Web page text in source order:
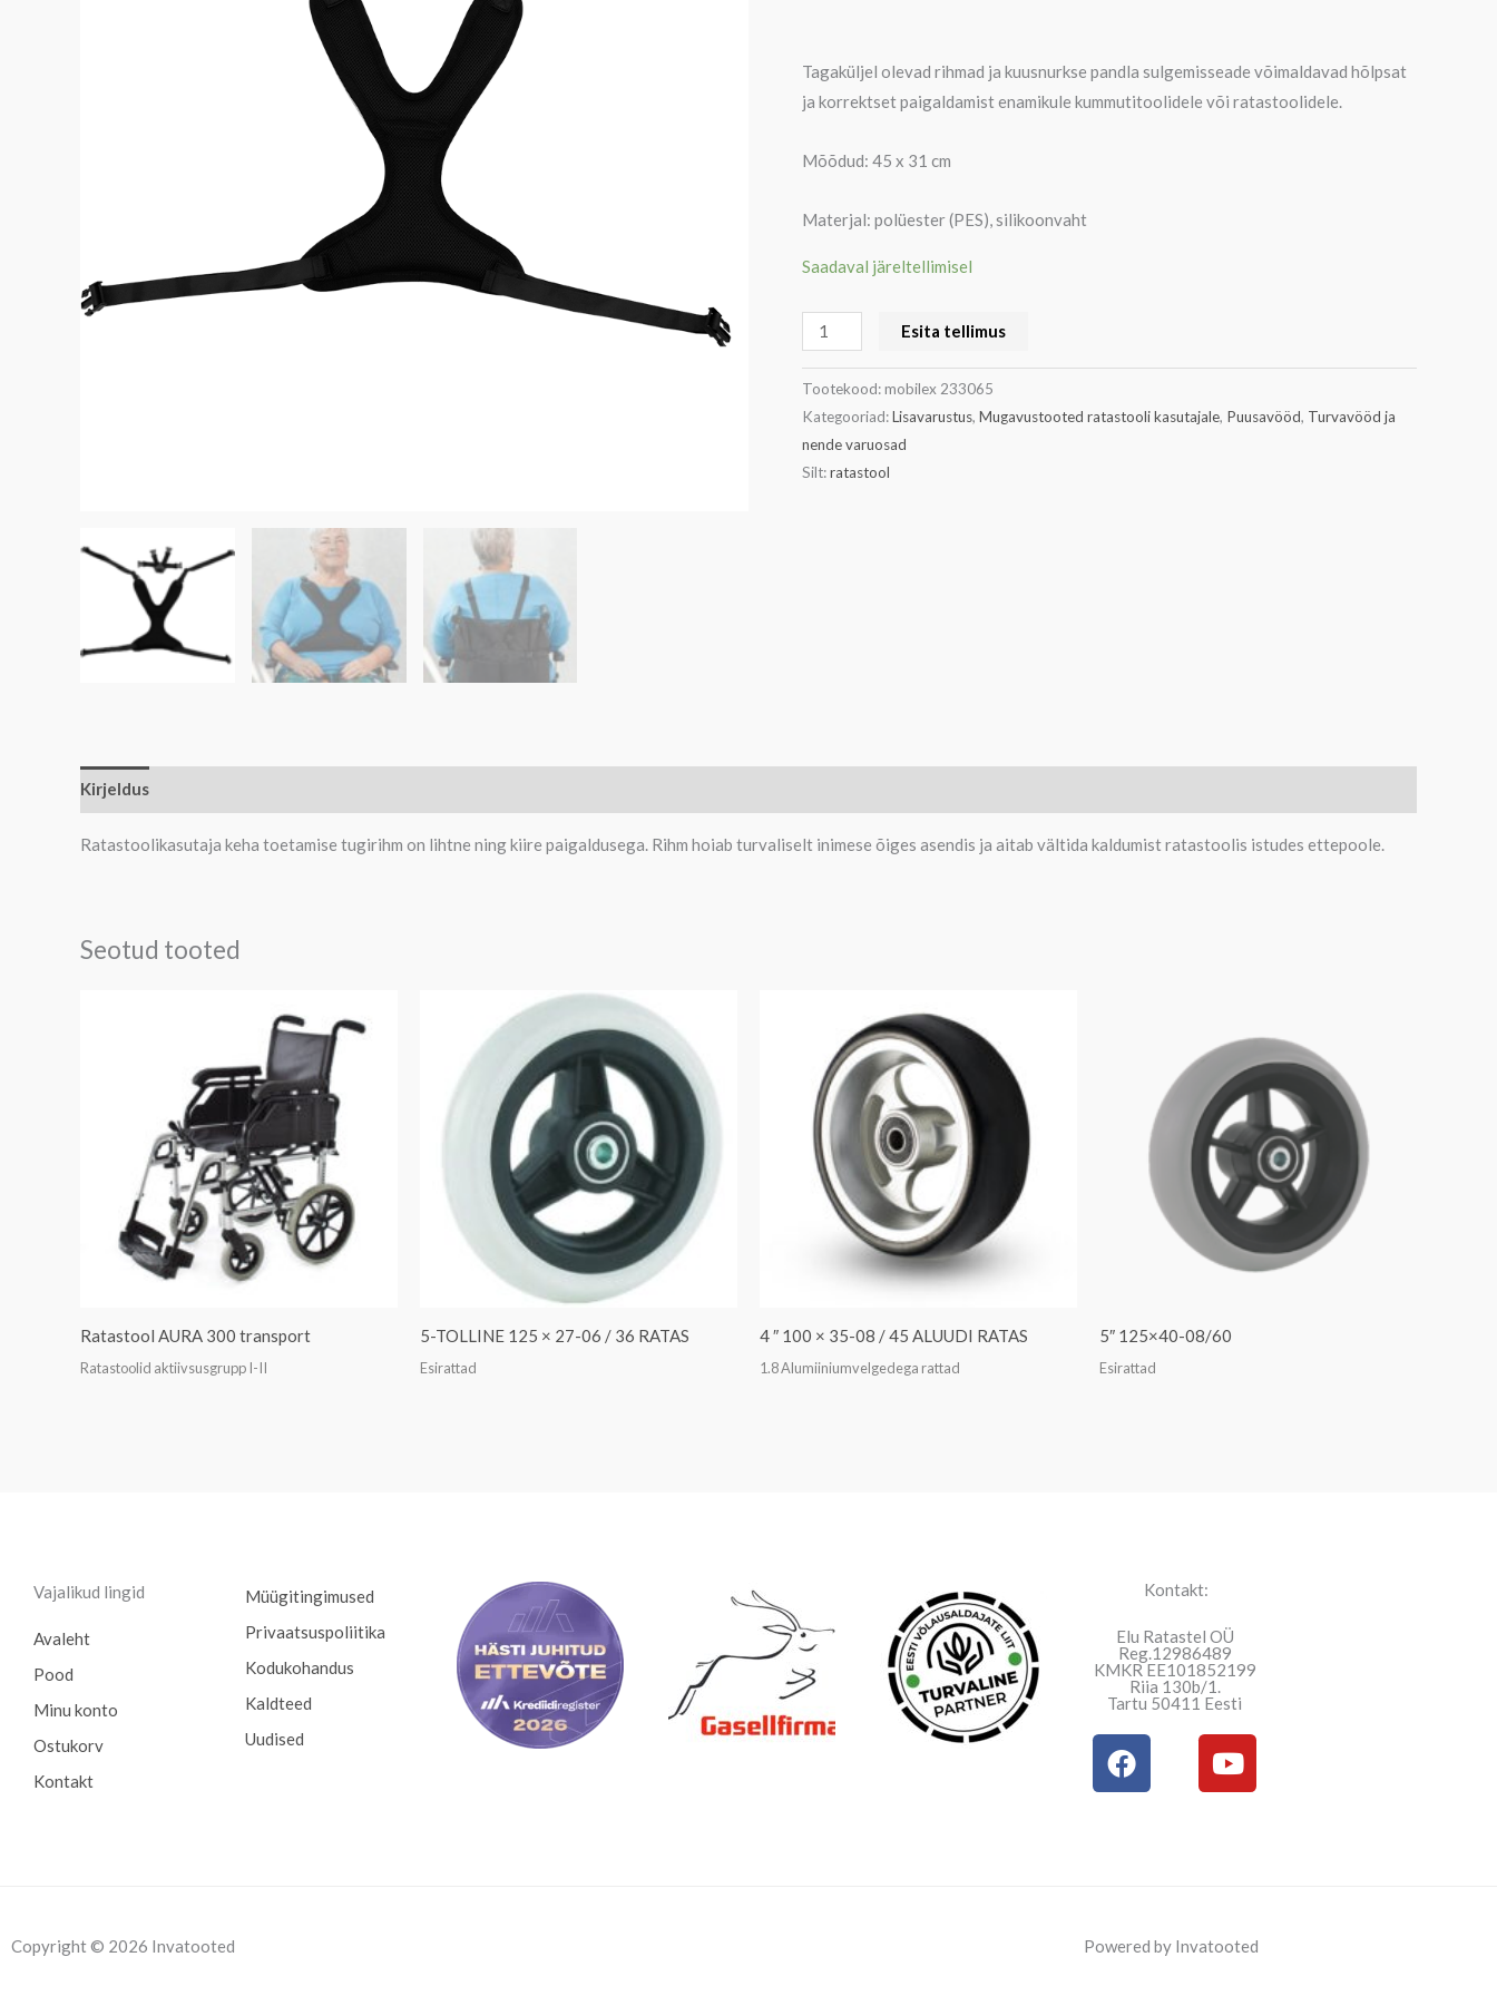
Tagaküljel olevad rihmad ja kuusnurkse pandla sulgemisseade võimaldavad hõlpsat
ja korrektset paigaldamist enamikule kummutitoolidele või ratastoolidele.
Mõõdud: 45 x 31 cm
Materjal: polüester (PES), silikoonvaht
Saadaval järeltellimisel
Esita tellimus
Tootekood:mobilex 233065
Kategooriad:Lisavarustus, Mugavustooted ratastooli kasutajale, Puusavööd, Turvavööd ja
nende varuosad
Silt:ratastool
Kirjeldus
Ratastoolikasutaja keha toetamise tugirihm on lihtne ning kiire paigaldusega. Rihm hoiab turvaliselt inimese õiges asendis ja aitab vältida kaldumist ratastoolis istudes ettepoole.
Seotud tooted
Ratastool AURA 300 transport
Ratastoolid aktiivsusgrupp I-II
5-TOLLINE 125 × 27-06 / 36 RATAS
Esirattad
4 ″ 100 × 35-08 / 45 ALUUDI RATAS
1.8 Alumiiniumvelgedega rattad
5″ 125×40-08/60
Esirattad
Vajalikud lingid
Avaleht
Pood
Minu konto
Ostukorv
Kontakt
Müügitingimused
Privaatsuspoliitika
Kodukohandus
Kaldteed
Uudised
Kontakt:
Elu Ratastel OÜ
Reg.12986489
KMKR EE101852199
Riia 130b/1.
Tartu 50411 Eesti
F
a
k
Y
o
Copyright © 2026 Invatooted Powered by Invatooted